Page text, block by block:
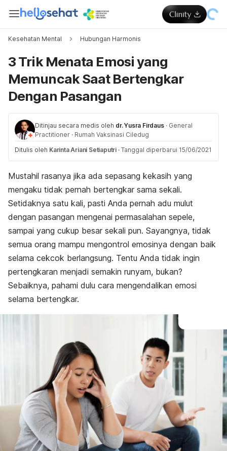
Kesehatan Mental Hubungan Harmonis
3 Trik Menata Emosi yang
Memuncak Saat Bertengkar
Dengan Pasangan
Ditinjau secara medis oleh dr. Yusra Firdaus · General
Practitioner · Rumah Vaksinasi Ciledug
Ditulis oleh Karinta Ariani Setiaputri · Tanggal diperbarui 15/06/2021
Mustahil rasanya jika ada sepasang kekasih yang
mengaku tidak pernah bertengkar sama sekali.
Setidaknya satu kali, pasti Anda pernah adu mulut
dengan pasangan mengenai permasalahan sepele,
sampai yang cukup besar sekali pun. Sayangnya, tidak
semua orang mampu mengontrol emosinya dengan baik
selama cekcok berlangsung. Tentu Anda tidak ingin
pertengkaran menjadi semakin runyam, bukan?
Sebaiknya, pahami dulu cara mengendalikan emosi
selama bertengkar.